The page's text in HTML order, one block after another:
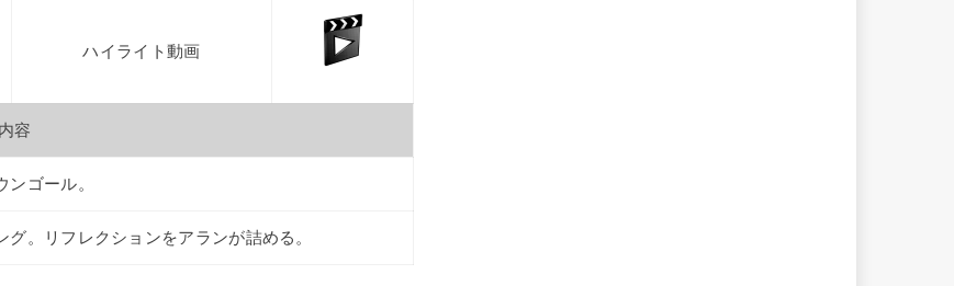
ハイライト動画
内容
ゴール。
。リフレクションをアランが詰める。